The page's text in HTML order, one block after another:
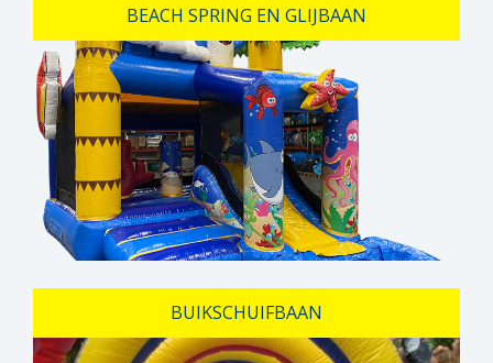
BEACH SPRING EN GLIJBAAN
BUIKSCHUIFBAAN